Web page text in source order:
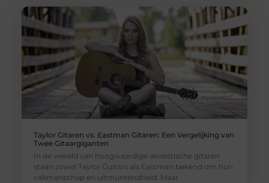
Taylor Gitaren vs. Eastman Gitaren: Een Vergelijking van
Twee Gitaargiganten
In de wereld van hoogwaardige akoestische gitaren
staan zowel Taylor Guitars als Eastman bekend om hun
vakmanschap en uitmuntendheid. Maar